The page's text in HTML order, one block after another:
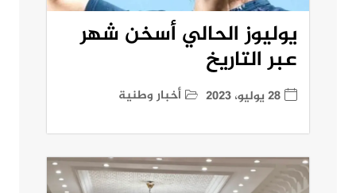
يوليوز الحالي أسخن شهر
عبر التاريخ
28 يوليو، 2023 أخبار وطنية